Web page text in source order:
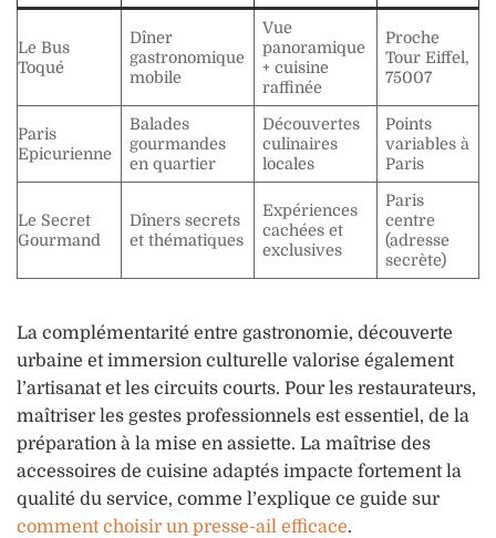
Le Bus
Toqué
Dîner
gastronomique
mobile
Vue
panoramique
+ cuisine
raffinée
Proche
Tour Eiffel,
75007
Paris
Epicurienne
Balades
gourmandes
en quartier
Découvertes
culinaires
locales
Points
variables à
Paris
Le Secret
Gourmand
Dîners secrets
et thématiques
Expériences
cachées et
exclusives
Paris
centre
(adresse
secrète)
La complémentarité entre gastronomie, découverte
urbaine et immersion culturelle valorise également
l’artisanat et les circuits courts. Pour les restaurateurs,
maîtriser les gestes professionnels est essentiel, de la
préparation à la mise en assiette. La maîtrise des
accessoires de cuisine adaptés impacte fortement la
qualité du service, comme l’explique ce guide sur
comment choisir un presse-ail efficace.